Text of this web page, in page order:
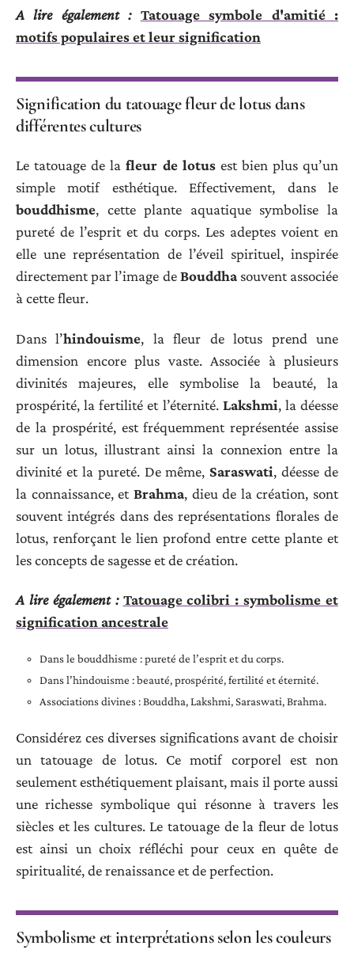
A lire également : Tatouage symbole d'amitié :
motifs populaires et leur signification
Signification du tatouage fleur de lotus dans
différentes cultures
Le tatouage de lafleur de lotusest bien plus qu’un
simple motif esthétique. Effectivement, dans le
bouddhisme, cette plante aquatique symbolise la
pureté de l’esprit et du corps. Les adeptes voient en
elle une représentation de l’éveil spirituel, inspirée
directement par l’image deBouddhasouvent associée
à cette fleur.
Dans l’hindouisme, la fleur de lotus prend une
dimension encore plus vaste. Associée à plusieurs
divinités majeures, elle symbolise la beauté, la
prospérité, la fertilité et l’éternité. Lakshmi, la déesse
de la prospérité, est fréquemment représentée assise
sur un lotus, illustrant ainsi la connexion entre la
divinité et la pureté. De même, Saraswati, déesse de
la connaissance, et Brahma, dieu de la création, sont
souvent intégrés dans des représentations florales de
lotus, renforçant le lien profond entre cette plante et
les concepts de sagesse et de création.
A lire également : Tatouage colibri : symbolisme et
signification ancestrale
Dans le bouddhisme : pureté de l’esprit et du corps.
Dans l’hindouisme : beauté, prospérité, fertilité et éternité.
Associations divines : Bouddha, Lakshmi, Saraswati, Brahma.
Considérez ces diverses significations avant de choisir
un tatouage de lotus. Ce motif corporel est non
seulement esthétiquement plaisant, mais il porte aussi
une richesse symbolique qui résonne à travers les
siècles et les cultures. Le tatouage de la fleur de lotus
est ainsi un choix réfléchi pour ceux en quête de
spiritualité, de renaissance et de perfection.
Symbolisme et interprétations selon les couleurs